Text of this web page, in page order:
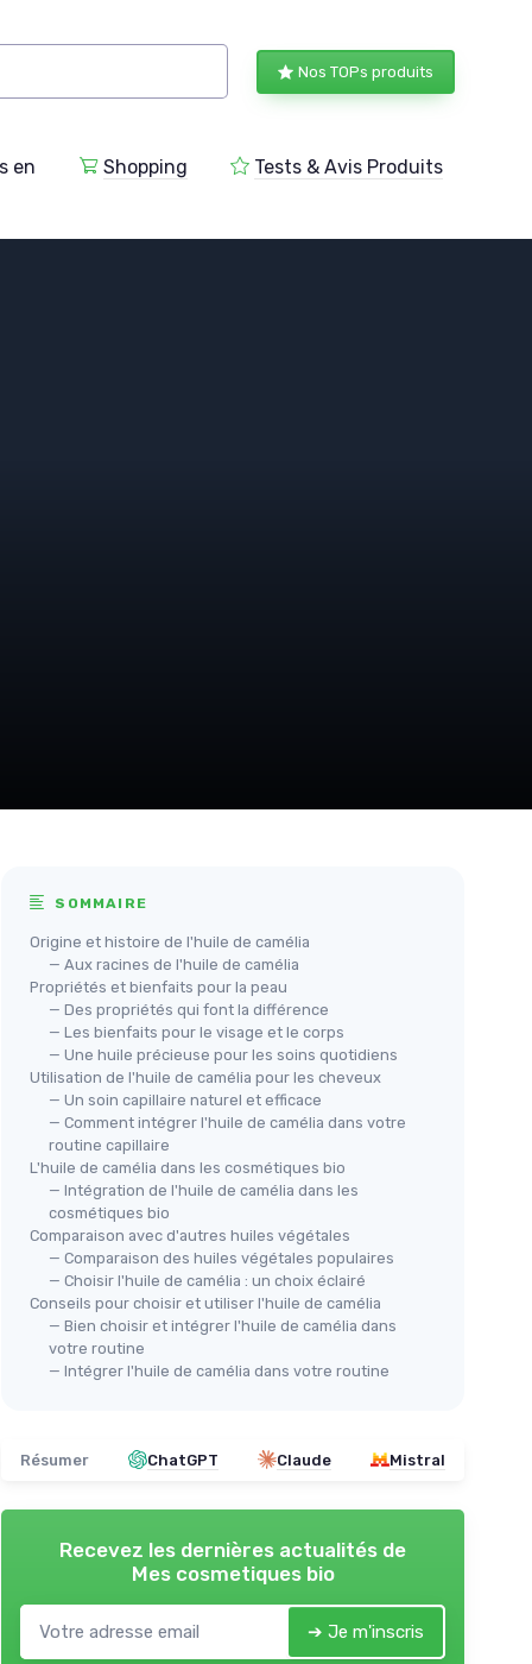
Nos TOPs produits
en Shopping Tests & Avis Produits
SOMMAIRE
Origine et histoire de l'huile de camélia
— Aux racines de l'huile de camélia
Propriétés et bienfaits pour la peau
— Des propriétés qui font la différence
— Les bienfaits pour le visage et le corps
— Une huile précieuse pour les soins quotidiens
Utilisation de l'huile de camélia pour les cheveux
— Un soin capillaire naturel et efficace
— Comment intégrer l'huile de camélia dans votre
routine capillaire
L'huile de camélia dans les cosmétiques bio
— Intégration de l'huile de camélia dans les
cosmétiques bio
Comparaison avec d'autres huiles végétales
— Comparaison des huiles végétales populaires
— Choisir l'huile de camélia : un choix éclairé
Conseils pour choisir et utiliser l'huile de camélia
— Bien choisir et intégrer l'huile de camélia dans
votre routine
— Intégrer l'huile de camélia dans votre routine
Résumer ChatGPT Claude Mistral
Recevez les dernières actualités de
Mes cosmetiques bio
➔ Je m'inscris